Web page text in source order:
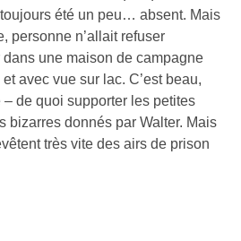
été un peu… absent. Mais
personne n’allait refuser
dans une maison de campagne
avec vue sur lac. C’est beau,
– de quoi supporter les petites
bizarres donnés par Walter. Mais
très vite des airs de prison